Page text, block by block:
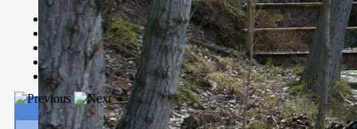
Solidaria carrera - 7 TÉRMINOS XTREM
Temporal de Febrero
Nevada Enero 2018
La estación de esquí de Javalambre abrirán este sábado
Larga vida a las escuelas